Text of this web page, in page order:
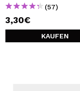
(57)
3,30€
KAUFEN